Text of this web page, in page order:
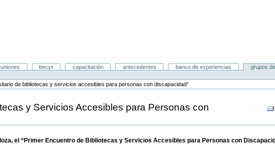
becyt capacitación antecedentes banco de experiencias grupos
de bibliotecas y servicios accesibles para personas con discapacidad”
y Servicios Accesibles para Personas con
el “Primer Encuentro de Bibliotecas y Servicios Accesibles para Personas con